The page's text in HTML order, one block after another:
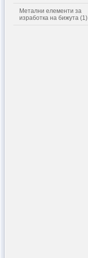
Метални елементи за
изработка на бижута (1)